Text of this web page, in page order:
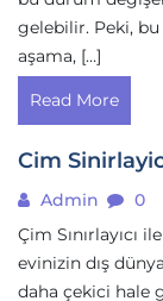
gelebilir. Peki,
aşama, […]
Read More
Cim
Admin 0
Çim Sınırlayıcı
evinizin dış
daha çekici hale